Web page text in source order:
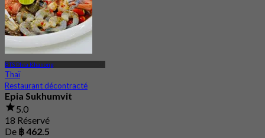
BTS Phra Khanong
Thaï
Restaurant décontracté
Epia Sukhumvit
5.0
18 Réservé
De ฿ 462.5